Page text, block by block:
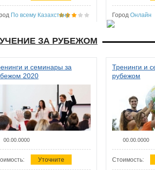
По всему Казахстану Город Онлайн
ЗА РУБЕЖОМ
и семинары за
2020
00.00.0000
Уточните
Тренинги и
рубежом
00.00.0000
Стоимость: